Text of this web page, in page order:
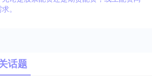
。
话题